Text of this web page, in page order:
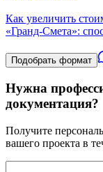
Как увеличить
«Гранд-Смета»:
Подобрать формат
Нужна
документация?
Получите
вашего проекта в